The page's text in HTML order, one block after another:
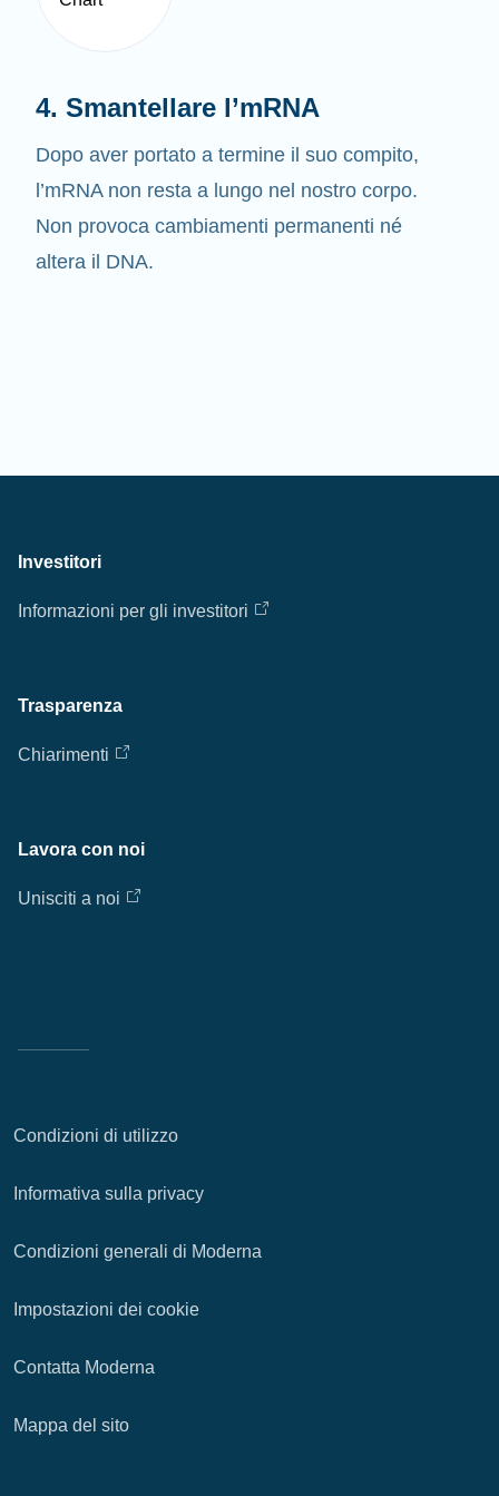
4. Smantellare l’mRNA
Dopo aver portato a termine il suo compito,
l’mRNA non resta a lungo nel nostro corpo.
Non provoca cambiamenti permanenti né
altera il DNA.
Investitori
Informazioni per gli investitori
Trasparenza
Chiarimenti
Lavora con noi
Unisciti a noi
Condizioni di utilizzo
Informativa sulla privacy
Condizioni generali di Moderna
Impostazioni dei cookie
Contatta Moderna
Mappa del sito